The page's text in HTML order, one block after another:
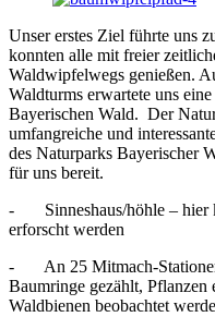
Unser erstes Ziel führte uns
konnten alle mit freier
Waldwipfelwegs genießen.
Waldturms erwartete uns
Bayerischen Wald. Der
umfangreiche und
des Naturparks Bayerischer
für uns bereit.
- Sinneshaus/höhle – hier
erforscht werden
- An 25 Mitmach-Stationen
Baumringe gezählt,
Waldbienen beobachtet